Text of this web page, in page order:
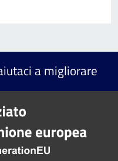
a migliorare